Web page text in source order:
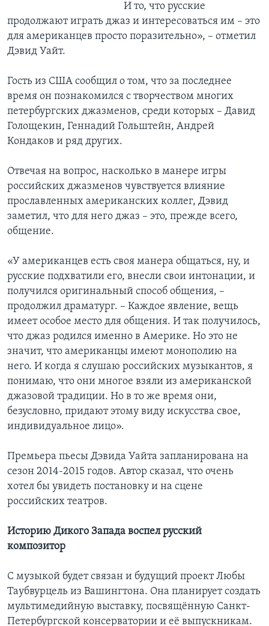
И то, что русские
продолжают играть джаз и интересоваться им – это
для американцев просто поразительно», – отметил
Дэвид Уайт.
Гость из США сообщил о том, что за последнее
время он познакомился с творчеством многих
петербургских джазменов, среди которых – Давид
Голощекин, Геннадий Гольштейн, Андрей
Кондаков и ряд других.
Отвечая на вопрос, насколько в манере игры
российских джазменов чувствуется влияние
прославленных американских коллег, Дэвид
заметил, что для него джаз – это, прежде всего,
общение.
«У американцев есть своя манера общаться, ну, и
русские подхватили его, внесли свои интонации, и
получился оригинальный способ общения, –
продолжил драматург. – Каждое явление, вещь
имеет особое место для общения. И так получилось,
что джаз родился именно в Америке. Но это не
значит, что американцы имеют монополию на
него. И когда я слушаю российских музыкантов, я
понимаю, что они многое взяли из американской
джазовой традиции. Но в то же время они,
безусловно, придают этому виду искусства свое,
индивидуальное лицо».
Премьера пьесы Дэвида Уайта запланирована на
сезон 2014-2015 годов. Автор сказал, что очень
хотел бы увидеть постановку и на сцене
российских театров.
Историю Дикого Запада воспел русский
композитор
С музыкой будет связан и будущий проект Любы
Таубвурцель из Вашингтона. Она планирует создать
мультимедийную выставку, посвящённую Санкт-
Петербургской консерватории и её выпускникам.